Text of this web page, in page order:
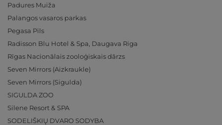
Padures Muiža
Palangos vasaros parkas
Pegasa Pils
Radisson Blu Hotel & Spa, Daugava Riga
Rīgas Nacionālais zooloģiskais dārzs
Seven Mirrors (Aizkraukle)
Seven Mirrors (Sigulda)
SIGULDA ZOO
Silene Resort & SPA
SODELIŠKIŲ DVARO SODYBA